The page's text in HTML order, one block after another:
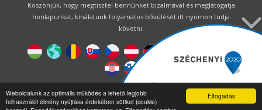
Elfogadás
Weboldalunk az optimális működés a lehető legjobb
felhasználói élmény nyújtása érdekében sütiket (cookie)
Köszönjük, hogy megtisztel bennünket bizalmával és meglátogatja
honlapunkat, kínálatunk folyamatos bővülését itt nyomon tudja
követni.
Designed by Energofish Kft
Oldalmotor:CWBbyGloobus Software Developement|